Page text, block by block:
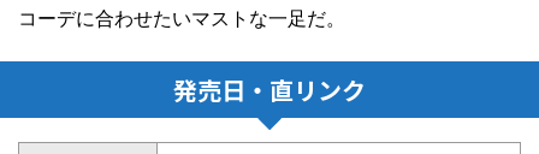
コーデに合わせたいマストな一足だ。
発売日・直リンク